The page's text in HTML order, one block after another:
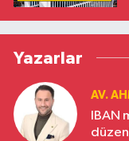
Yazarlar
AV.
IBAN